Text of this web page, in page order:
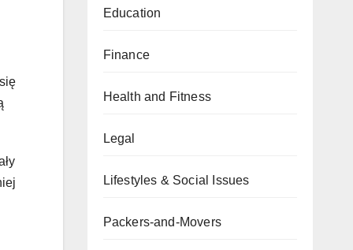
Education
Finance
Health and Fitness
Legal
Lifestyles & Social Issues
Packers-and-Movers